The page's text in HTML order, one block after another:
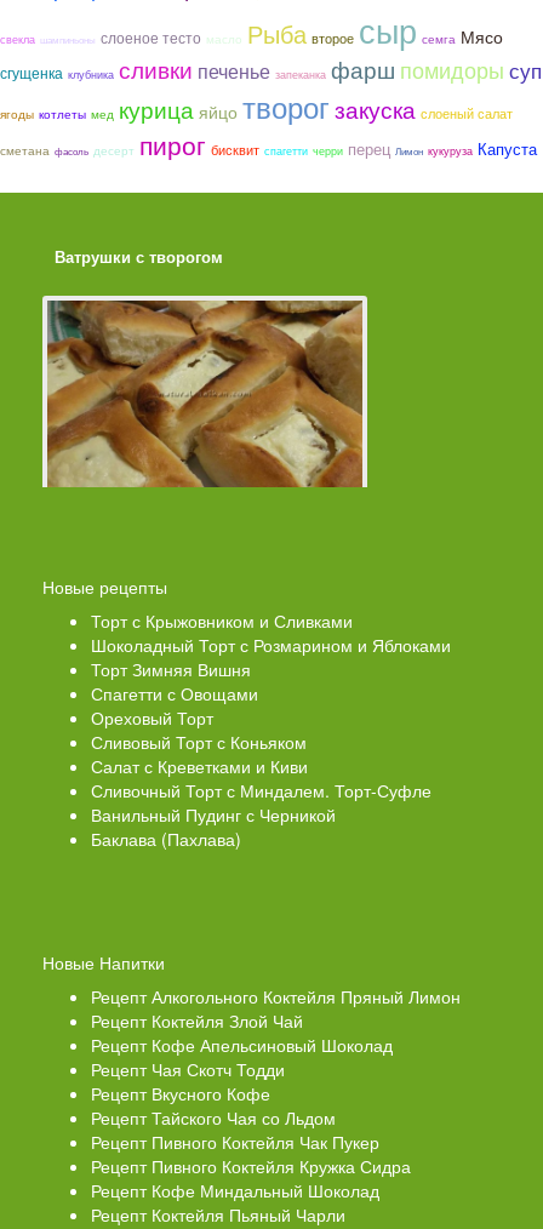
свекла шампиньоны слоеное тесто масло Рыба второе сыр семга Мясо
сгущенка клубника сливки печенье запеканка фарш помидоры суп
ягоды котлеты мед курица яйцо творогзакуска слоеный салат
сметана фасоль десерт пирог бисквит спагетти черри перец Лимон кукуруза Капуста
Ватрушки с творогом
Новые рецепты
Торт с Крыжовником и Сливками
Шоколадный Торт с Розмарином и Яблоками
Торт Зимняя Вишня
Спагетти с Овощами
Ореховый Торт
Сливовый Торт с Коньяком
Салат с Креветками и Киви
Сливочный Торт с Миндалем. Торт-Суфле
Ванильный Пудинг с Черникой
Баклава (Пахлава)
Новые Напитки
Рецепт Алкогольного Коктейля Пряный Лимон
Рецепт Коктейля Злой Чай
Рецепт Кофе Апельсиновый Шоколад
Рецепт Чая Скотч Тодди
Рецепт Вкусного Кофе
Рецепт Тайского Чая со Льдом
Рецепт Пивного Коктейля Чак Пукер
Рецепт Пивного Коктейля Кружка Сидра
Рецепт Кофе Миндальный Шоколад
Рецепт Коктейля Пьяный Чарли